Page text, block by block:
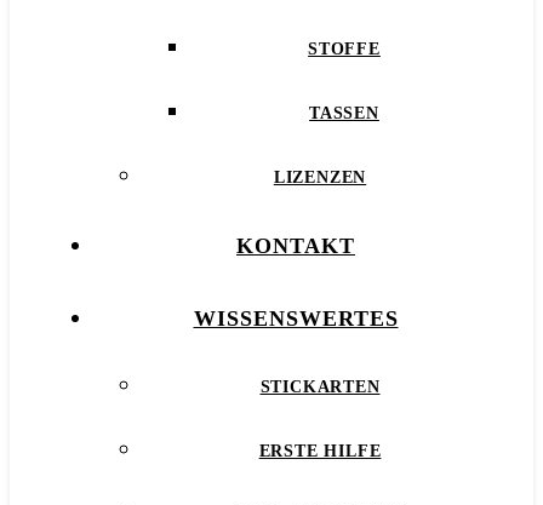
STOFFE
TASSEN
LIZENZEN
KONTAKT
WISSENSWERTES
STICKARTEN
ERSTE HILFE